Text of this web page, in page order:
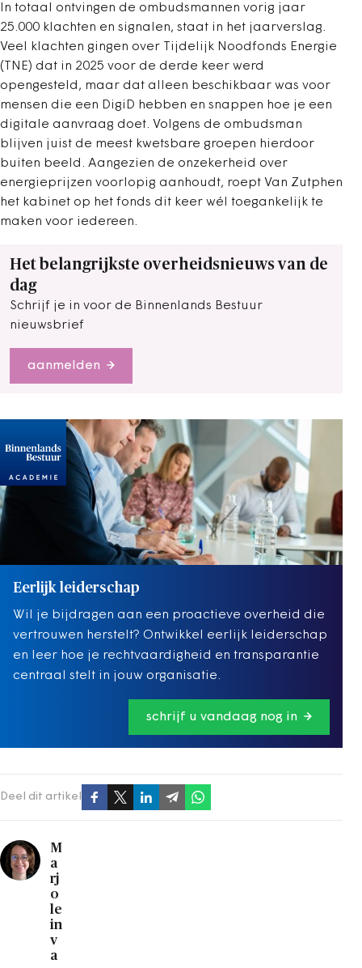
In totaal ontvingen de ombudsmannen vorig jaar
25.000 klachten en signalen, staat in het jaarverslag.
Veel klachten gingen over Tijdelijk Noodfonds Energie
(TNE) dat in 2025 voor de derde keer werd
opengesteld, maar dat alleen beschikbaar was voor
mensen die een DigiD hebben en snappen hoe je een
digitale aanvraag doet. Volgens de ombudsman
blijven juist de meest kwetsbare groepen hierdoor
buiten beeld. Aangezien de onzekerheid over
energieprijzen voorlopig aanhoudt, roept Van Zutphen
het kabinet op het fonds dit keer wél toegankelijk te
maken voor iedereen.
Het belangrijkste overheidsnieuws van de
dag
Schrijf je in voor de Binnenlands Bestuur
nieuwsbrief
aanmelden
Eerlijk leiderschap
Wil je bijdragen aan een proactieve overheid die
vertrouwen herstelt? Ontwikkel eerlijk leiderschap
en leer hoe je rechtvaardigheid en transparantie
centraal stelt in jouw organisatie.
schrijf u vandaag nog in
Deel dit artikel
M
a
rj
o
le
in
v
a